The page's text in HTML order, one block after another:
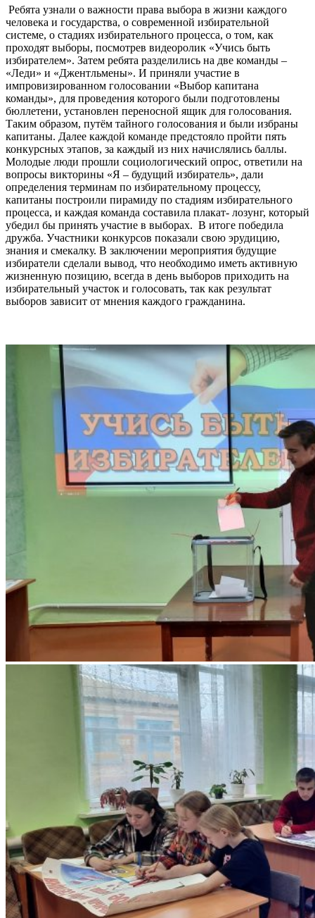
Ребята узнали о важности права выбора в жизни каждого
человека и государства, о современной избирательной
системе, о стадиях избирательного процесса, о том, как
проходят выборы, посмотрев видеоролик «Учись быть
избирателем». Затем ребята разделились на две команды –
«Леди» и «Джентльмены». И приняли участие в
импровизированном голосовании «Выбор капитана
команды», для проведения которого были подготовлены
бюллетени, установлен переносной ящик для голосования.
Таким образом, путём тайного голосования и были избраны
капитаны. Далее каждой команде предстояло пройти пять
конкурсных этапов, за каждый из них начислялись баллы.
Молодые люди прошли социологический опрос, ответили на
вопросы викторины «Я – будущий избиратель», дали
определения терминам по избирательному процессу,
капитаны построили пирамиду по стадиям избирательного
процесса, и каждая команда составила плакат- лозунг, который
убедил бы принять участие в выборах. В итоге победила
дружба. Участники конкурсов показали свою эрудицию,
знания и смекалку. В заключении мероприятия будущие
избиратели сделали вывод, что необходимо иметь активную
жизненную позицию, всегда в день выборов приходить на
избирательный участок и голосовать, так как результат
выборов зависит от мнения каждого гражданина.